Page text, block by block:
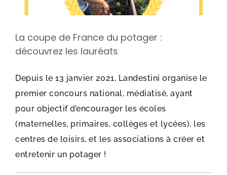
La coupe de France du potager :
découvrez les lauréats
Depuis le 13 janvier 2021, Landestini organise le
premier concours national, médiatisé, ayant
pour objectif d’encourager les écoles
(maternelles, primaires, collèges et lycées), les
centres de loisirs, et les associations à créer et
entretenir un potager !